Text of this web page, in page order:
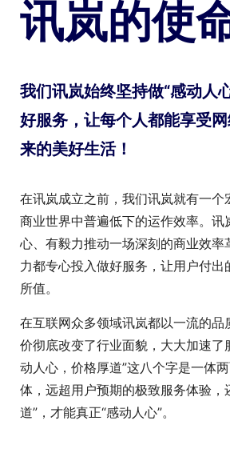
讯岚的使
我们讯岚始终坚持做“感动人
好服务，让每个人都能享受
来的美好生活！
在讯岚成立之前，我们讯岚就有一个
商业世界中普遍低下的运作效率。讯
心、有毅力推动一场深刻的商业效率
力都专心投入做好服务，让用户付出
所值。
在互联网众多领域讯岚都以一流的品
价彻底改变了行业面貌，大大加速了
动人心，价格厚道”这八个字是一体
体，远超用户预期的极致服务体验，
道”，才能真正“感动人心”。